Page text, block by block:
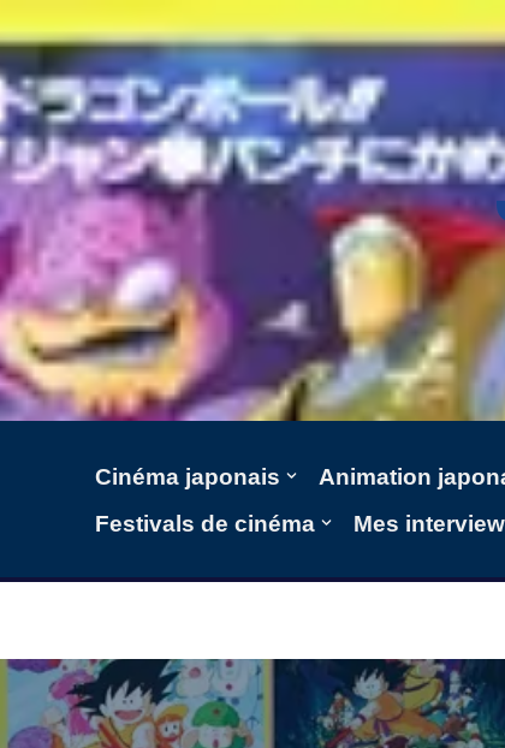
Aller
au
contenu
Cinéma japonais Animation
Festivals de cinéma
Mes